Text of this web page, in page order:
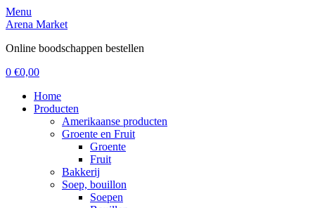
Menu
Arena Market
Online boodschappen bestellen
0 €0,00
Home
Producten
Amerikaanse producten
Groente en Fruit
Groente
Fruit
Bakkerij
Soep, bouillon
Soepen